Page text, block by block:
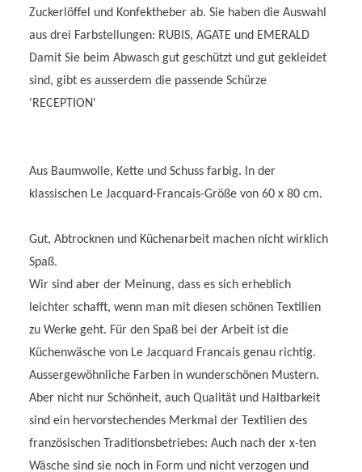
Zuckerlöffel und Konfektheber ab. Sie haben die Auswahl
aus drei Farbstellungen: RUBIS, AGATE und EMERALD
Damit Sie beim Abwasch gut geschützt und gut gekleidet
sind, gibt es ausserdem die passende Schürze
'RECEPTION'
Aus Baumwolle, Kette und Schuss farbig. In der
klassischen Le Jacquard-Francais-Größe von 60 x 80 cm.
Gut, Abtrocknen und Küchenarbeit machen nicht wirklich
Spaß.
Wir sind aber der Meinung, dass es sich erheblich
leichter schafft, wenn man mit diesen schönen Textilien
zu Werke geht. Für den Spaß bei der Arbeit ist die
Küchenwäsche von Le Jacquard Francais genau richtig.
Aussergewöhnliche Farben in wunderschönen Mustern.
Aber nicht nur Schönheit, auch Qualität und Haltbarkeit
sind ein hervorstechendes Merkmal der Textilien des
französischen Traditionsbetriebes: Auch nach der x-ten
Wäsche sind sie noch in Form und nicht verzogen und